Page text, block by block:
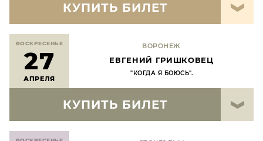
КУПИТЬ БИЛЕТ
ВОСКРЕСЕНЬЕ
27
АПРЕЛЯ
ВОРОНЕЖ
ЕВГЕНИЙ ГРИШКОВЕЦ
"КОГДА Я БОЮСЬ".
КУПИТЬ БИЛЕТ